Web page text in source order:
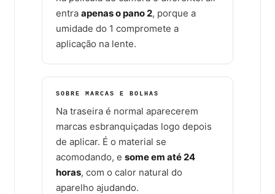
entra apenas o pano 2, porque a
umidade do 1 compromete a
aplicação na lente.
SOBRE MARCAS E BOLHAS
Na traseira é normal aparecerem
marcas esbranquiçadas logo depois
de aplicar. É o material se
acomodando, e some em até 24
horas, com o calor natural do
aparelho ajudando.